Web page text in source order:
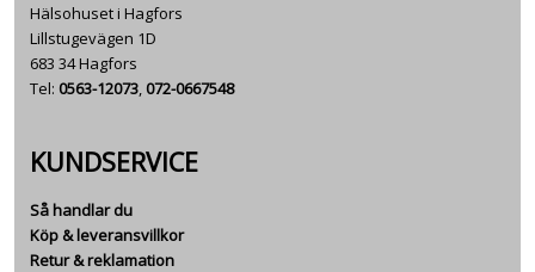
Hälsohuset i Hagfors
Lillstugevägen 1D
683 34 Hagfors
Tel: 0563-12073,072-0667548
KUNDSERVICE
Så handlar du
Köp & leveransvillkor
Retur & reklamation